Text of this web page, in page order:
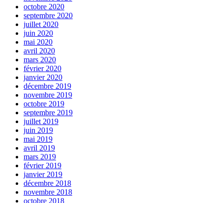
octobre 2020
septembre 2020
juillet 2020
juin 2020
mai 2020
avril 2020
mars 2020
février 2020
janvier 2020
décembre 2019
novembre 2019
octobre 2019
septembre 2019
juillet 2019
juin 2019
mai 2019
avril 2019
mars 2019
février 2019
janvier 2019
décembre 2018
novembre 2018
octobre 2018